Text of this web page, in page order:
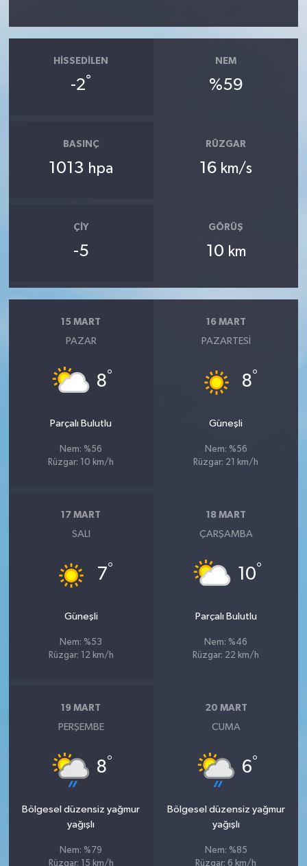
HISSEDILEN
-2°
NEM
%59
BASINÇ
1013 hpa
RÜZGAR
16 km/s
ÇIY
-5
GÖRÜŞ
10 km
15 MART
PAZAR
8°
Parçalı Bulutlu
Nem: %56
Rüzgar: 10 km/h
16 MART
PAZARTESI
8°
Güneşli
Nem: %56
Rüzgar: 21 km/h
17 MART
SALI
7°
Güneşli
Nem: %53
Rüzgar: 12 km/h
18 MART
ÇARŞAMBA
10°
Parçalı Bulutlu
Nem: %46
Rüzgar: 22 km/h
19 MART
PERŞEMBE
8°
Bölgesel düzensiz yağmur
yağışlı
Nem: %79
Rüzgar: 15 km/h
20 MART
CUMA
6°
Bölgesel düzensiz yağmur
yağışlı
Nem: %85
Rüzgar: 6 km/h